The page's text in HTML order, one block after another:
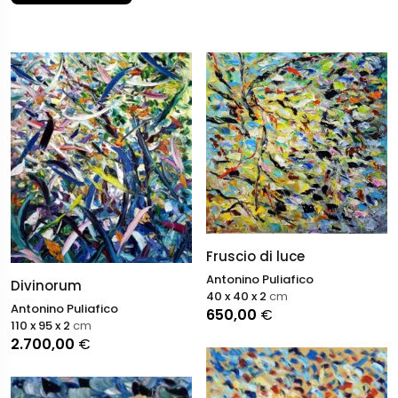
Divinorum
Antonino Puliafico
2.700,00 €
110 x 95 x 2 cm
Fruscio di luce
Antonino Puliafico
650,00 €
40 x 40 x 2 cm